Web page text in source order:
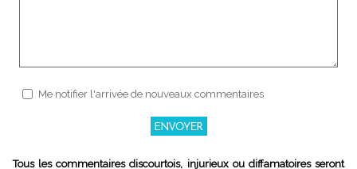
Me notifier l'arrivée de nouveaux commentaires
Tous les commentaires discourtois, injurieux ou diffamatoires seront